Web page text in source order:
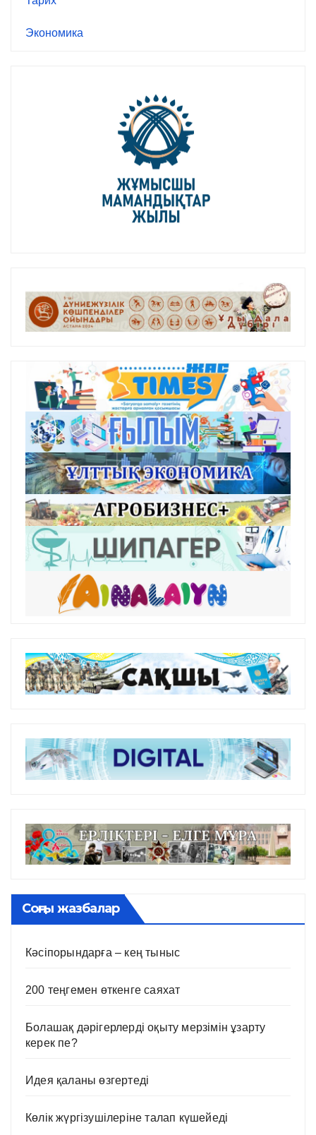
Экономика
Соңғы жазбалар
Кәсіпорындарға – кең тыныс
200 теңгемен өткенге саяхат
Болашақ дәрігерлерді оқыту мерзімін ұзарту
керек пе?
Идея қаланы өзгертеді
Көлік жүргізушілеріне талап күшейеді